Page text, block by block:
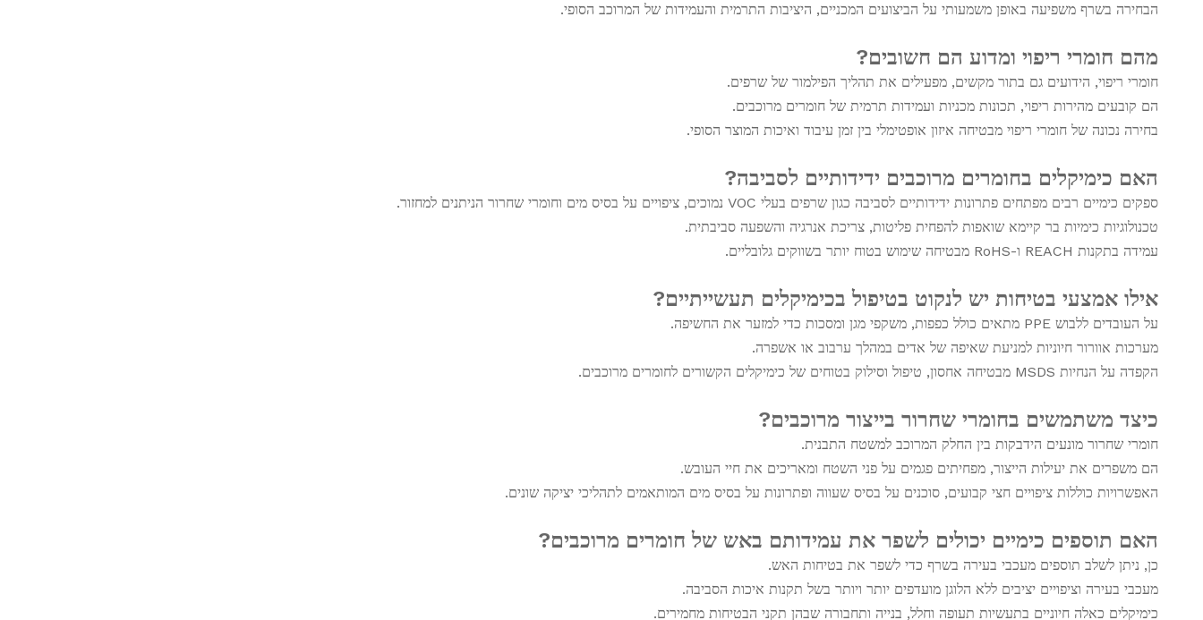
הבחירה בשרף משפיעה באופן משמעותי על הביצועים המכניים, היציבות התרמית והעמידות של המרוכב הסופי.
מהם חומרי ריפוי ומדוע הם חשובים?
חומרי ריפוי, הידועים גם בתור מקשים, מפעילים את תהליך הפילמור של שרפים.
הם קובעים מהירות ריפוי, תכונות מכניות ועמידות תרמית של חומרים מרוכבים.
בחירה נכונה של חומרי ריפוי מבטיחה איזון אופטימלי בין זמן עיבוד ואיכות המוצר הסופי.
האם כימיקלים בחומרים מרוכבים ידידותיים לסביבה?
ספקים כימיים רבים מפתחים פתרונות ידידותיים לסביבה כגון שרפים בעלי VOC נמוכים, ציפויים על בסיס מים וחומרי שחרור הניתנים למחזור.
טכנולוגיות כימיות בר קיימא שואפות להפחית פליטות, צריכת אנרגיה והשפעה סביבתית.
עמידה בתקנות REACH ו-RoHS מבטיחה שימוש בטוח יותר בשווקים גלובליים.
אילו אמצעי בטיחות יש לנקוט בטיפול בכימיקלים תעשייתיים?
על העובדים ללבוש PPE מתאים כולל כפפות, משקפי מגן ומסכות כדי למזער את החשיפה.
מערכות אוורור חיוניות למניעת שאיפה של אדים במהלך ערבוב או אשפרה.
הקפדה על הנחיות MSDS מבטיחה אחסון, טיפול וסילוק בטוחים של כימיקלים הקשורים לחומרים מרוכבים.
כיצד משתמשים בחומרי שחרור בייצור מרוכבים?
חומרי שחרור מונעים הידבקות בין החלק המרוכב למשטח התבנית.
הם משפרים את יעילות הייצור, מפחיתים פגמים על פני השטח ומאריכים את חיי העובש.
האפשרויות כוללות ציפויים חצי קבועים, סוכנים על בסיס שעווה ופתרונות על בסיס מים המותאמים לתהליכי יציקה שונים.
האם תוספים כימיים יכולים לשפר את עמידותם באש של חומרים מרוכבים?
כן, ניתן לשלב תוספים מעכבי בעירה בשרף כדי לשפר את בטיחות האש.
מעכבי בעירה וציפויים יציבים ללא הלוגן מועדפים יותר ויותר בשל תקנות איכות הסביבה.
כימיקלים כאלה חיוניים בתעשיות תעופה וחלל, בנייה ותחבורה שבהן תקני הבטיחות מחמירים.